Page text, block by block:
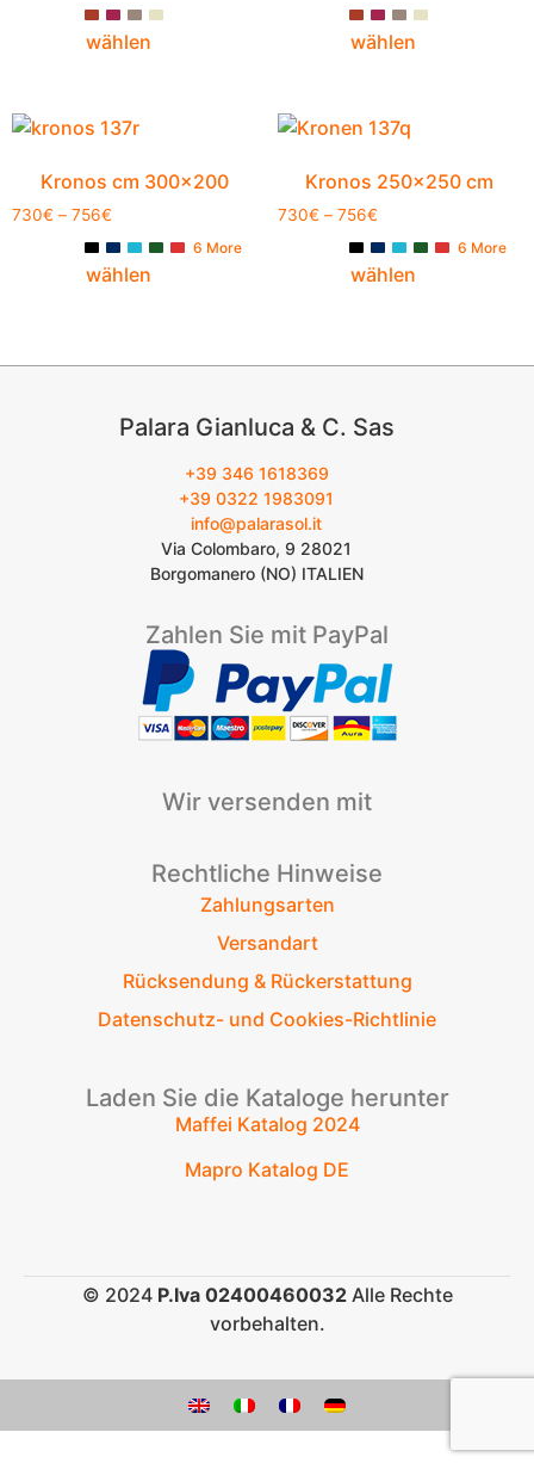
wählen wählen
Kronos cm 300×200
730€ – 756€
6 More
wählen
Kronos 250×250 cm
730€ – 756€
6 More
wählen
Palara Gianluca & C. Sas
+39 346 1618369
+39 0322 1983091
info@palarasol.it
Via Colombaro, 9 28021
Borgomanero (NO) ITALIEN
Zahlen Sie mit PayPal
Wir versenden mit
Rechtliche Hinweise
Zahlungsarten
Versandart
Rücksendung & Rückerstattung
Datenschutz- und Cookies-Richtlinie
Laden Sie die Kataloge herunter
Maffei Katalog 2024
Mapro Katalog DE
© 2024 P.Iva 02400460032Alle Rechte
vorbehalten.